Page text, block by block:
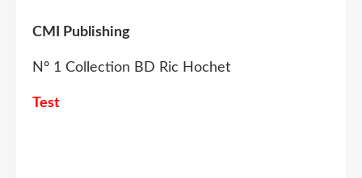
CMI Publishing
N° 1 Collection BD Ric Hochet
Test